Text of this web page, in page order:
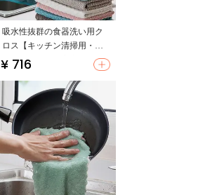
吸水性抜群の食器洗い用ク
ロス【キッチン清掃用・汚
れが残らない・家庭用】
¥ 716